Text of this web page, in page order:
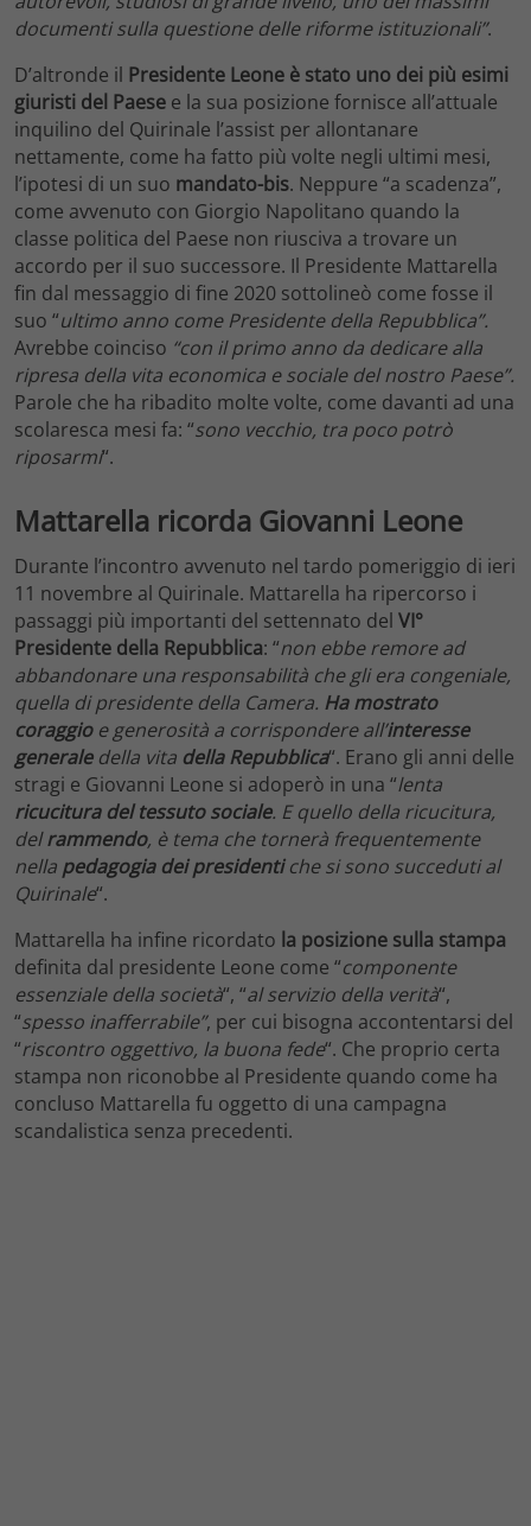
documenti sulla questione delle riforme istituzionali”.
D’altronde il Presidente Leone è stato uno dei più esimi
giuristi del Paese e la sua posizione fornisce all’attuale
inquilino del Quirinale l’assist per allontanare
nettamente, come ha fatto più volte negli ultimi mesi,
l’ipotesi di un suo mandato-bis. Neppure “a scadenza”,
come avvenuto con Giorgio Napolitano quando la
classe politica del Paese non riusciva a trovare un
accordo per il suo successore. Il Presidente Mattarella
fin dal messaggio di fine 2020 sottolineò come fosse il
suo “ultimo anno come Presidente della Repubblica”.
Avrebbe coinciso “con il primo anno da dedicare alla
ripresa della vita economica e sociale del nostro Paese”.
Parole che ha ribadito molte volte, come davanti ad una
scolaresca mesi fa: “sono vecchio, tra poco potrò
riposarmi“.
Mattarella ricorda Giovanni Leone
Durante l’incontro avvenuto nel tardo pomeriggio di ieri
11 novembre al Quirinale. Mattarella ha ripercorso i
passaggi più importanti del settennato del VI°
Presidente della Repubblica: “non ebbe remore ad
abbandonare una responsabilità che gli era congeniale,
quella di presidente della Camera. Ha mostrato
coraggioe generosità a corrispondere all’interesse
generale della vita della Repubblica“. Erano gli anni delle
stragi e Giovanni Leone si adoperò in una “lenta
ricucitura del tessuto sociale. E quello della ricucitura,
delrammendo, è tema che tornerà frequentemente
nella pedagogia dei presidentiche si sono succeduti al
Quirinale“.
Mattarella ha infine ricordato la posizione sulla stampa
definita dal presidente Leone come “componente
essenziale della società“, “al servizio della verità“,
“spesso inafferrabile”, per cui bisogna accontentarsi del
“riscontro oggettivo, la buona fede“. Che proprio certa
stampa non riconobbe al Presidente quando come ha
concluso Mattarella fu oggetto di una campagna
scandalistica senza precedenti.